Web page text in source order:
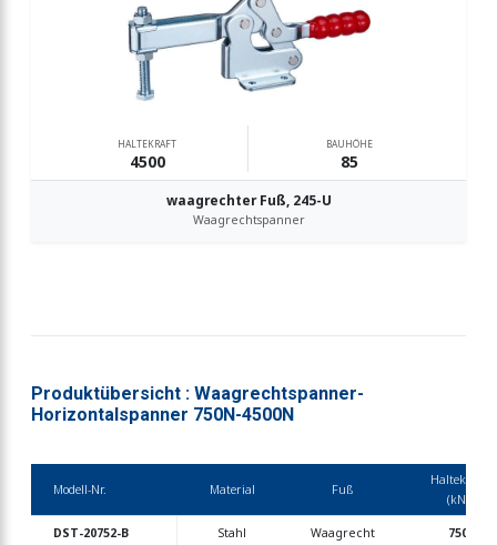
HALTEKRAFT
4500
BAUHÖHE
85
waagrechter Fuß, 245-U
Waagrechtspanner
Produktübersicht : Waagrechtspanner-
Horizontalspanner 750N-4500N
Modell-Nr. Material Fuß
Haltekraft
(kN)
DST-20752-B Stahl Waagrecht 750